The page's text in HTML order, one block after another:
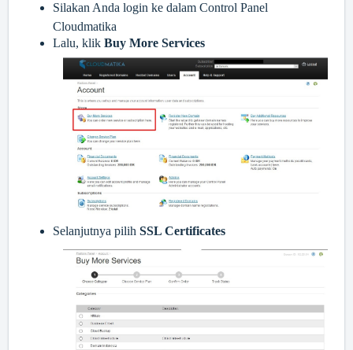
Silakan Anda login ke dalam Control Panel
Cloudmatika
Lalu, klik Buy More Services
Selanjutnya pilih SSL Certificates